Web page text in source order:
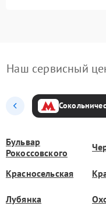
Наш сервисный
Бульвар
Рокоссовского
Красносельская
Лубянка